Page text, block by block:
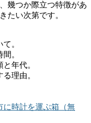
幾つか際立つ特徴があ
たい次第です。
。
。
年代。
理由。
に時計を運ぶ箱（無